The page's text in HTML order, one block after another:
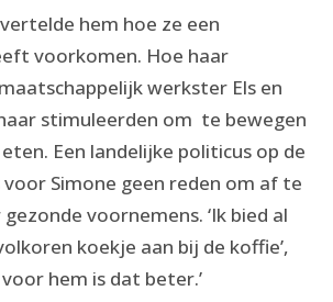
hem hoe ze een
voorkomen. Hoe haar
werkster Els en
stimuleerden om te bewegen
Een landelijke politicus op de
Simone geen reden om af te
voornemens. ‘Ik bied al
koekje aan bij de koffie’,
hem is dat beter.’